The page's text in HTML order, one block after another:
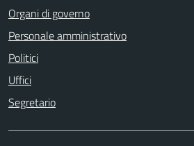
Organi di governo
Personale amministrativo
Politici
Uffici
Segretario